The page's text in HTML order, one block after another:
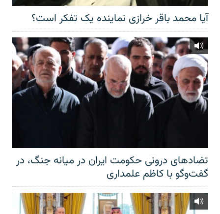
آیا محمد باقر خرازی نماینده یک تفکر است؟
تضادهای درونی حکومت ایران در میانه جنگ، در
گفت‌‌وگو با کاظم علمداری